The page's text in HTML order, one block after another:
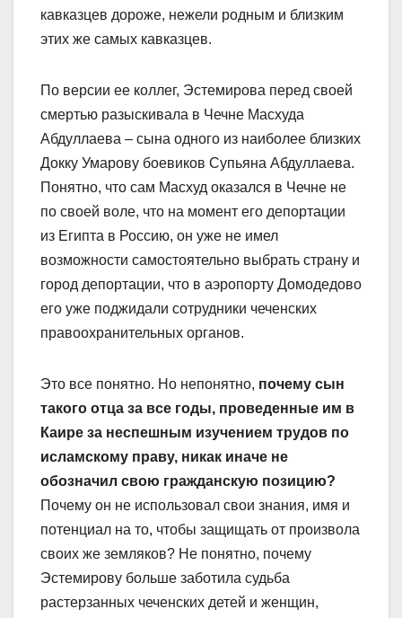
кавказцев дороже, нежели родным и близким
этих же самых кавказцев.
По версии ее коллег, Эстемирова перед своей
смертью разыскивала в Чечне Масхуда
Абдуллаева – сына одного из наиболее близких
Докку Умарову боевиков Супьяна Абдуллаева.
Понятно, что сам Масхуд оказался в Чечне не
по своей воле, что на момент его депортации
из Египта в Россию, он уже не имел
возможности самостоятельно выбрать страну и
город депортации, что в аэропорту Домодедово
его уже поджидали сотрудники чеченских
правоохранительных органов.
Это все понятно. Но непонятно, почему сын
такого отца за все годы, проведенные им в
Каире за неспешным изучением трудов по
исламскому праву, никак иначе не
обозначил свою гражданскую позицию?
Почему он не использовал свои знания, имя и
потенциал на то, чтобы защищать от произвола
своих же земляков? Не понятно, почему
Эстемирову больше заботила судьба
растерзанных чеченских детей и женщин,